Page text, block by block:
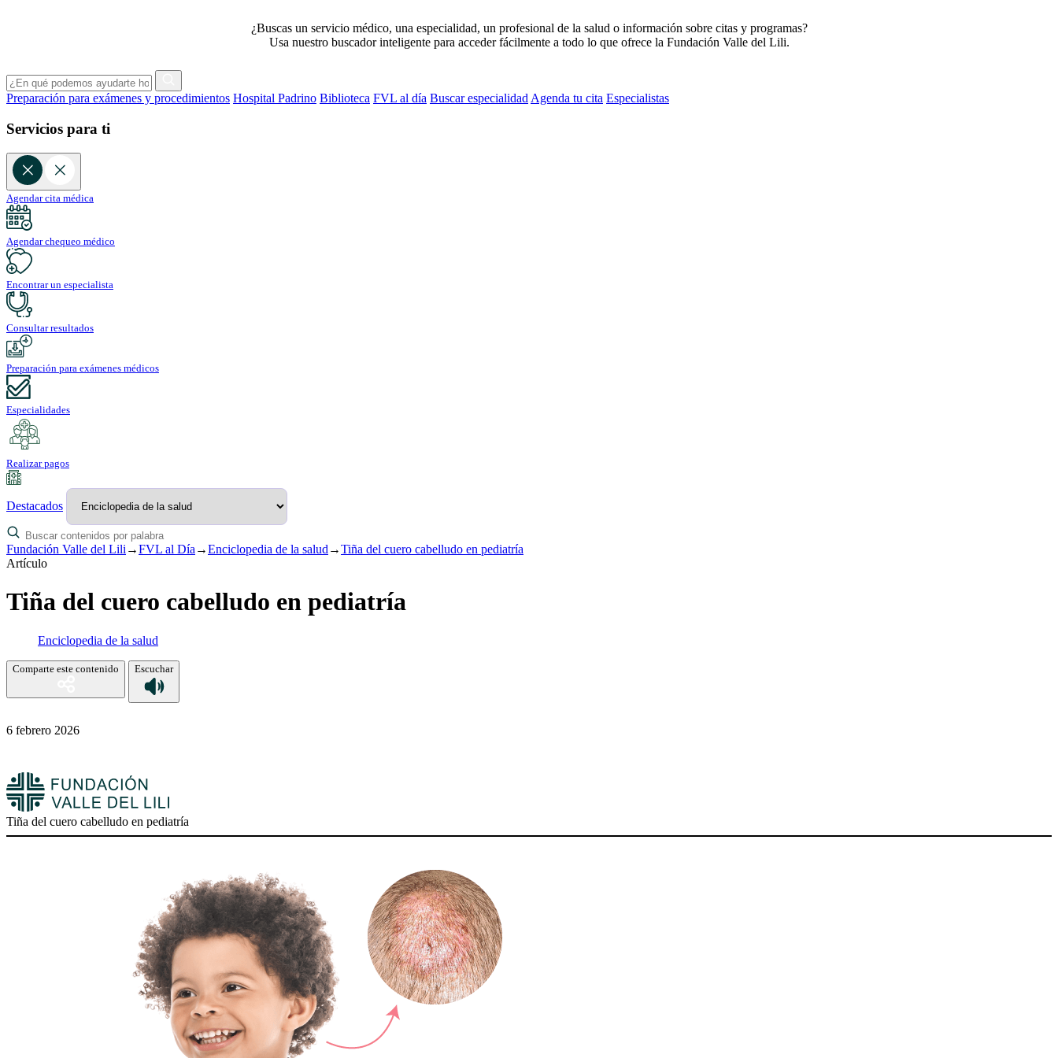
¿Buscas un servicio médico, una especialidad, un profesional de la salud o información sobre citas y programas?
Usa nuestro buscador inteligente para acceder fácilmente a todo lo que ofrece la Fundación Valle del Lili.
Preparación para exámenes y procedimientos Hospital Padrino Biblioteca FVL al día Buscar especialidad Agenda tu cita Especialistas
Servicios para ti
Agendar cita médica
Agendar chequeo médico
Encontrar un especialista
Consultar resultados
Preparación para exámenes médicos
Especialidades
Realizar pagos
Destacados
Fundación Valle del Lili →FVL al Día →Enciclopedia de la salud →Tiña del cuero cabelludo en pediatría
Artículo
Tiña del cuero cabelludo en pediatría
Enciclopedia de la salud
Comparte este contenido Escuchar
6 febrero 2026
Tiña del cuero cabelludo en pediatría